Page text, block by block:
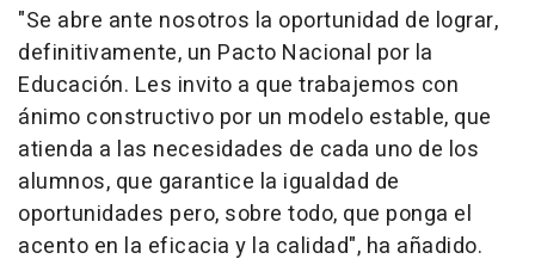
"Se abre ante nosotros la oportunidad de lograr,
definitivamente, un Pacto Nacional por la
Educación. Les invito a que trabajemos con
ánimo constructivo por un modelo estable, que
atienda a las necesidades de cada uno de los
alumnos, que garantice la igualdad de
oportunidades pero, sobre todo, que ponga el
acento en la eficacia y la calidad", ha añadido.